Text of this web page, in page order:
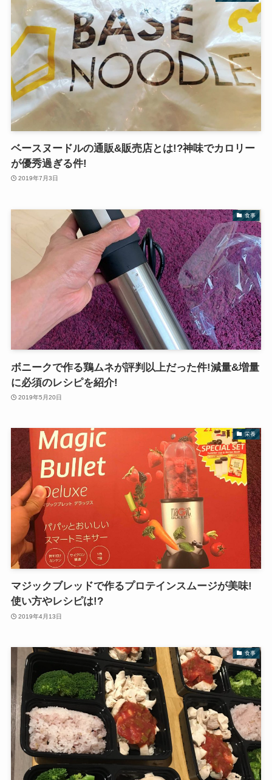
ベースヌードルの通販&販売店とは!?神味でカロリー
が優秀過ぎる件!
2019年7月3日
食事
ボニークで作る鶏ムネが評判以上だった件!減量&増量
に必須のレシピを紹介!
2019年5月20日
栄養
マジックブレッドで作るプロテインスムージが美味!
使い方やレシピは!?
2019年4月13日
食事